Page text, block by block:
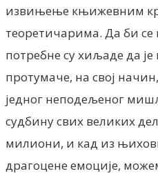
извињење књижевним
теоретичарима. Да би се
потребне су хиљаде да
протумаче, на свој
једног неподељеног
судбину свих великих
милиони, и кад из
драгоцене емоције,